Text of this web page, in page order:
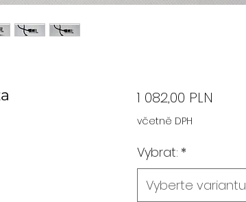
1 082,00 PLN
včetně DPH
Vybrat: *
Vyberte variantu